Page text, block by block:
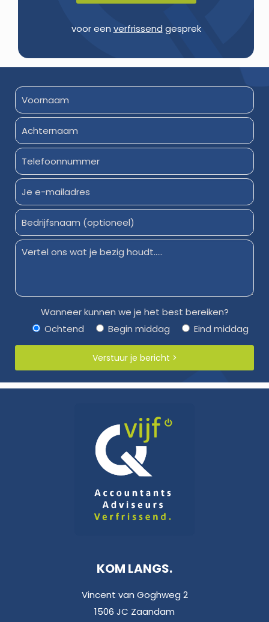
voor een verfrissend gesprek
Wanneer kunnen we je het best bereiken?
Ochtend
Begin middag Eind middag
KOM LANGS.
Vincent van Goghweg 2
1506 JC Zaandam